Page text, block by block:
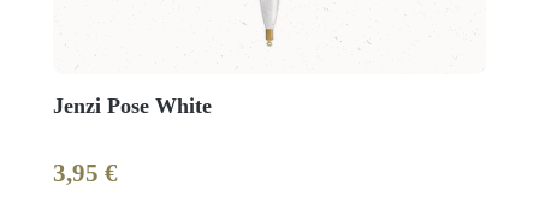
Jenzi Pose White
Regulärer Preis:
3,95 €